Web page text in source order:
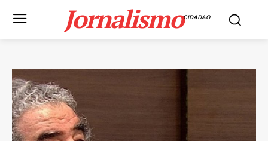
JornalismoCIDADAO